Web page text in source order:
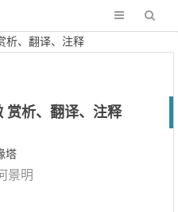
析、翻译、注释
赏析、翻译、注释
塔
景明